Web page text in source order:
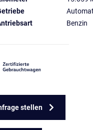
Benzin
stellen